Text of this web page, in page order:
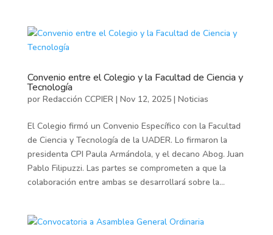
Convenio entre el Colegio y la Facultad de Ciencia y
Tecnología
por Redacción CCPIER| Nov 12, 2025| Noticias
El Colegio firmó un Convenio Específico con la Facultad
de Ciencia y Tecnología de la UADER. Lo firmaron la
presidenta CPI Paula Armándola, y el decano Abog. Juan
Pablo Filipuzzi. Las partes se comprometen a que la
colaboración entre ambas se desarrollará sobre la...